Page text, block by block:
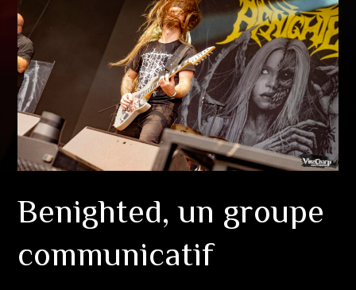
Benighted, un groupe
communicatif